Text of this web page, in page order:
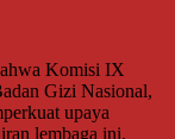
Komisi IX
Gizi Nasional,
upaya
lembaga ini,